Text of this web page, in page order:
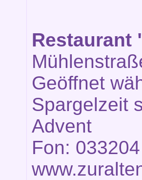
Restaurant
Geöffnet
Spargelzeit
Advent
Fon: